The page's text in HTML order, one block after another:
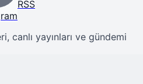
RSS
canlı yayınları ve gündemi